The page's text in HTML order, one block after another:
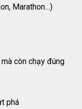
Marathon…)
mà còn chạy đúng
phá